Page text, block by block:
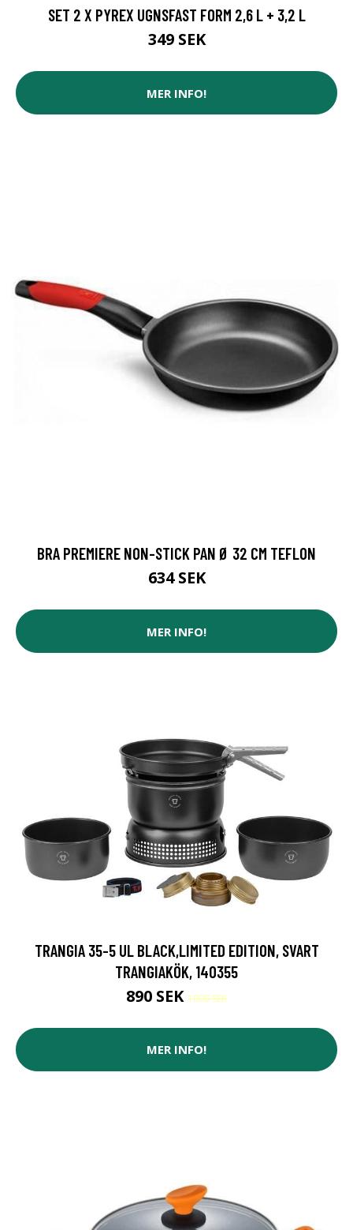
SET 2 X PYREX UGNSFAST FORM 2,6 L + 3,2 L
349 SEK
MER INFO!
BRA PREMIERE NON-STICK PAN Ø 32 CM TEFLON
634 SEK
MER INFO!
TRANGIA 35-5 UL BLACK,LIMITED EDITION, SVART
TRANGIAKÖK, 140355
890 SEK 1000 SEK
MER INFO!